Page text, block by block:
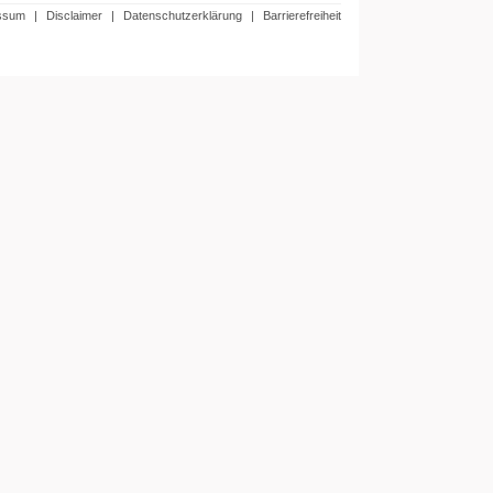
| Disclaimer | Datenschutzerklärung | Barrierefreiheit